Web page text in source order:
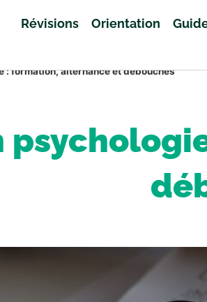
Révisions Orientation
: formation, alternance et débouchés